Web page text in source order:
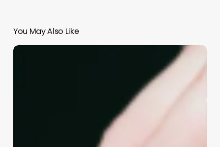
You May Also Like
Unlock